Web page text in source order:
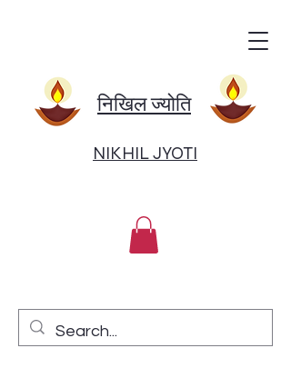
निखिल ज्योति
NIKHIL JYOTI